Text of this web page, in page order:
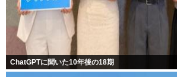
ChatGPTに聞いた10年後の18期